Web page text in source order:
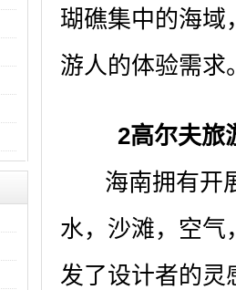
瑚礁集中的海域
游人的体验需求
2高尔夫旅
海南拥有开展
水，沙滩，空气
发了设计者的灵